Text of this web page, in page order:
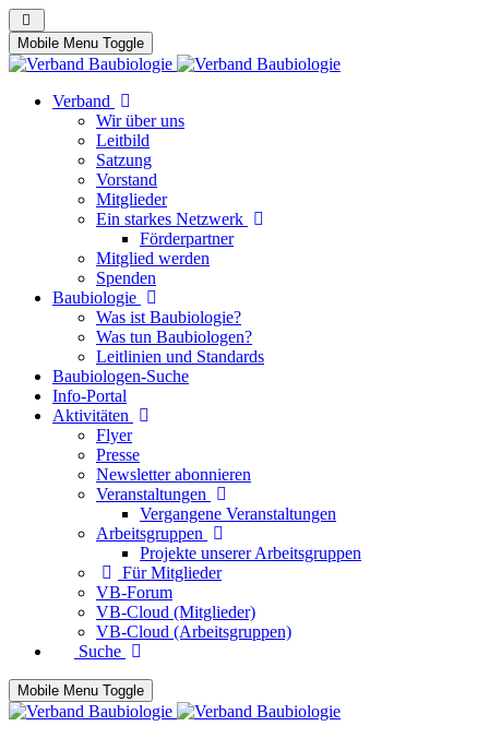
Mobile Menu Toggle
Verband
Wir über uns
Leitbild
Satzung
Vorstand
Mitglieder
Ein starkes Netzwerk
Förderpartner
Mitglied werden
Spenden
Baubiologie
Was ist Baubiologie?
Was tun Baubiologen?
Leitlinien und Standards
Baubiologen-Suche
Info-Portal
Aktivitäten
Flyer
Presse
Newsletter abonnieren
Veranstaltungen
Vergangene Veranstaltungen
Arbeitsgruppen
Projekte unserer Arbeitsgruppen
Für Mitglieder
VB-Forum
VB-Cloud (Mitglieder)
VB-Cloud (Arbeitsgruppen)
Suche
Mobile Menu Toggle